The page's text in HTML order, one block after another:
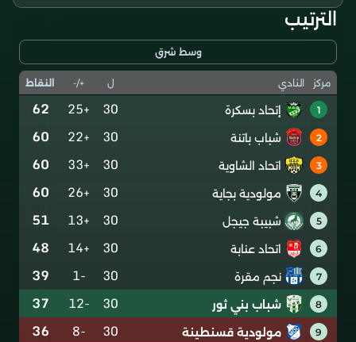
الترتيب
وسط شرق
مركز النادي ل +/- النقاط
1 إتحاد بسكرة 30
+25
62
2 شباب باتنة 30
+22
60
3 اتحاد الشاوية 30
+33
60
4 مولودية بجاية 30
+26
60
5 شبيبة جيجل 30
+13
51
6 اتحاد عنابة 30
+14
48
7 نجم مقرة 30
-1
39
8 شباب بني ثور 30
-12
37
9 مولودية قسنطينة 30
-8
36